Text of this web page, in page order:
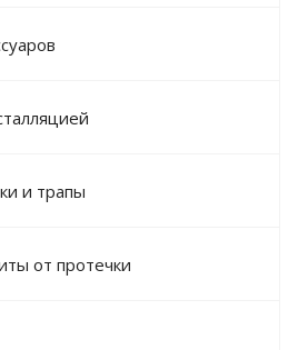
и трапы
от протечки